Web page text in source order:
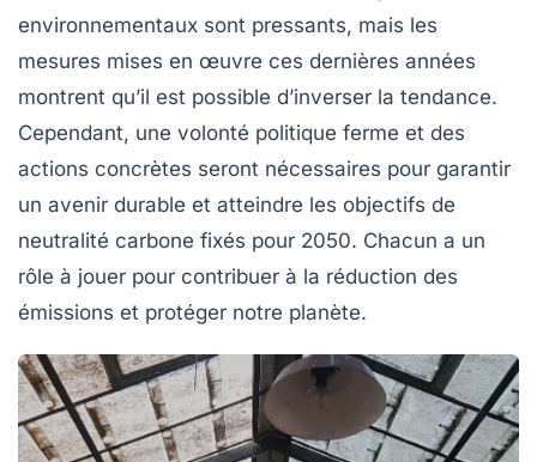
environnementaux sont pressants, mais les
mesures mises en œuvre ces dernières années
montrent qu’il est possible d’inverser la tendance.
Cependant, une volonté politique ferme et des
actions concrètes seront nécessaires pour garantir
un avenir durable et atteindre les objectifs de
neutralité carbone fixés pour 2050. Chacun a un
rôle à jouer pour contribuer à la réduction des
émissions et protéger notre planète.